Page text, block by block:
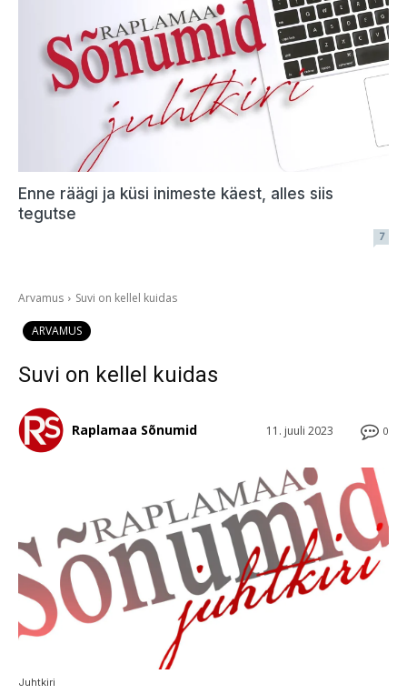
Enne räägi ja küsi inimeste käest, alles siis
tegutse
7